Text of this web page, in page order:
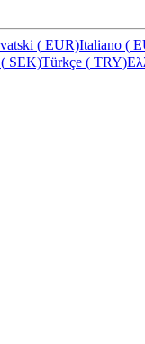
( EUR)Italiano (
( SEK)Türkçe ( TRY)